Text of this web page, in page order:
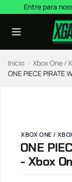
Pular para o
Entre para
Início › Xbox One /
ONE PIECE PIRATE
XBOX ONE /
ONE
- Xbox